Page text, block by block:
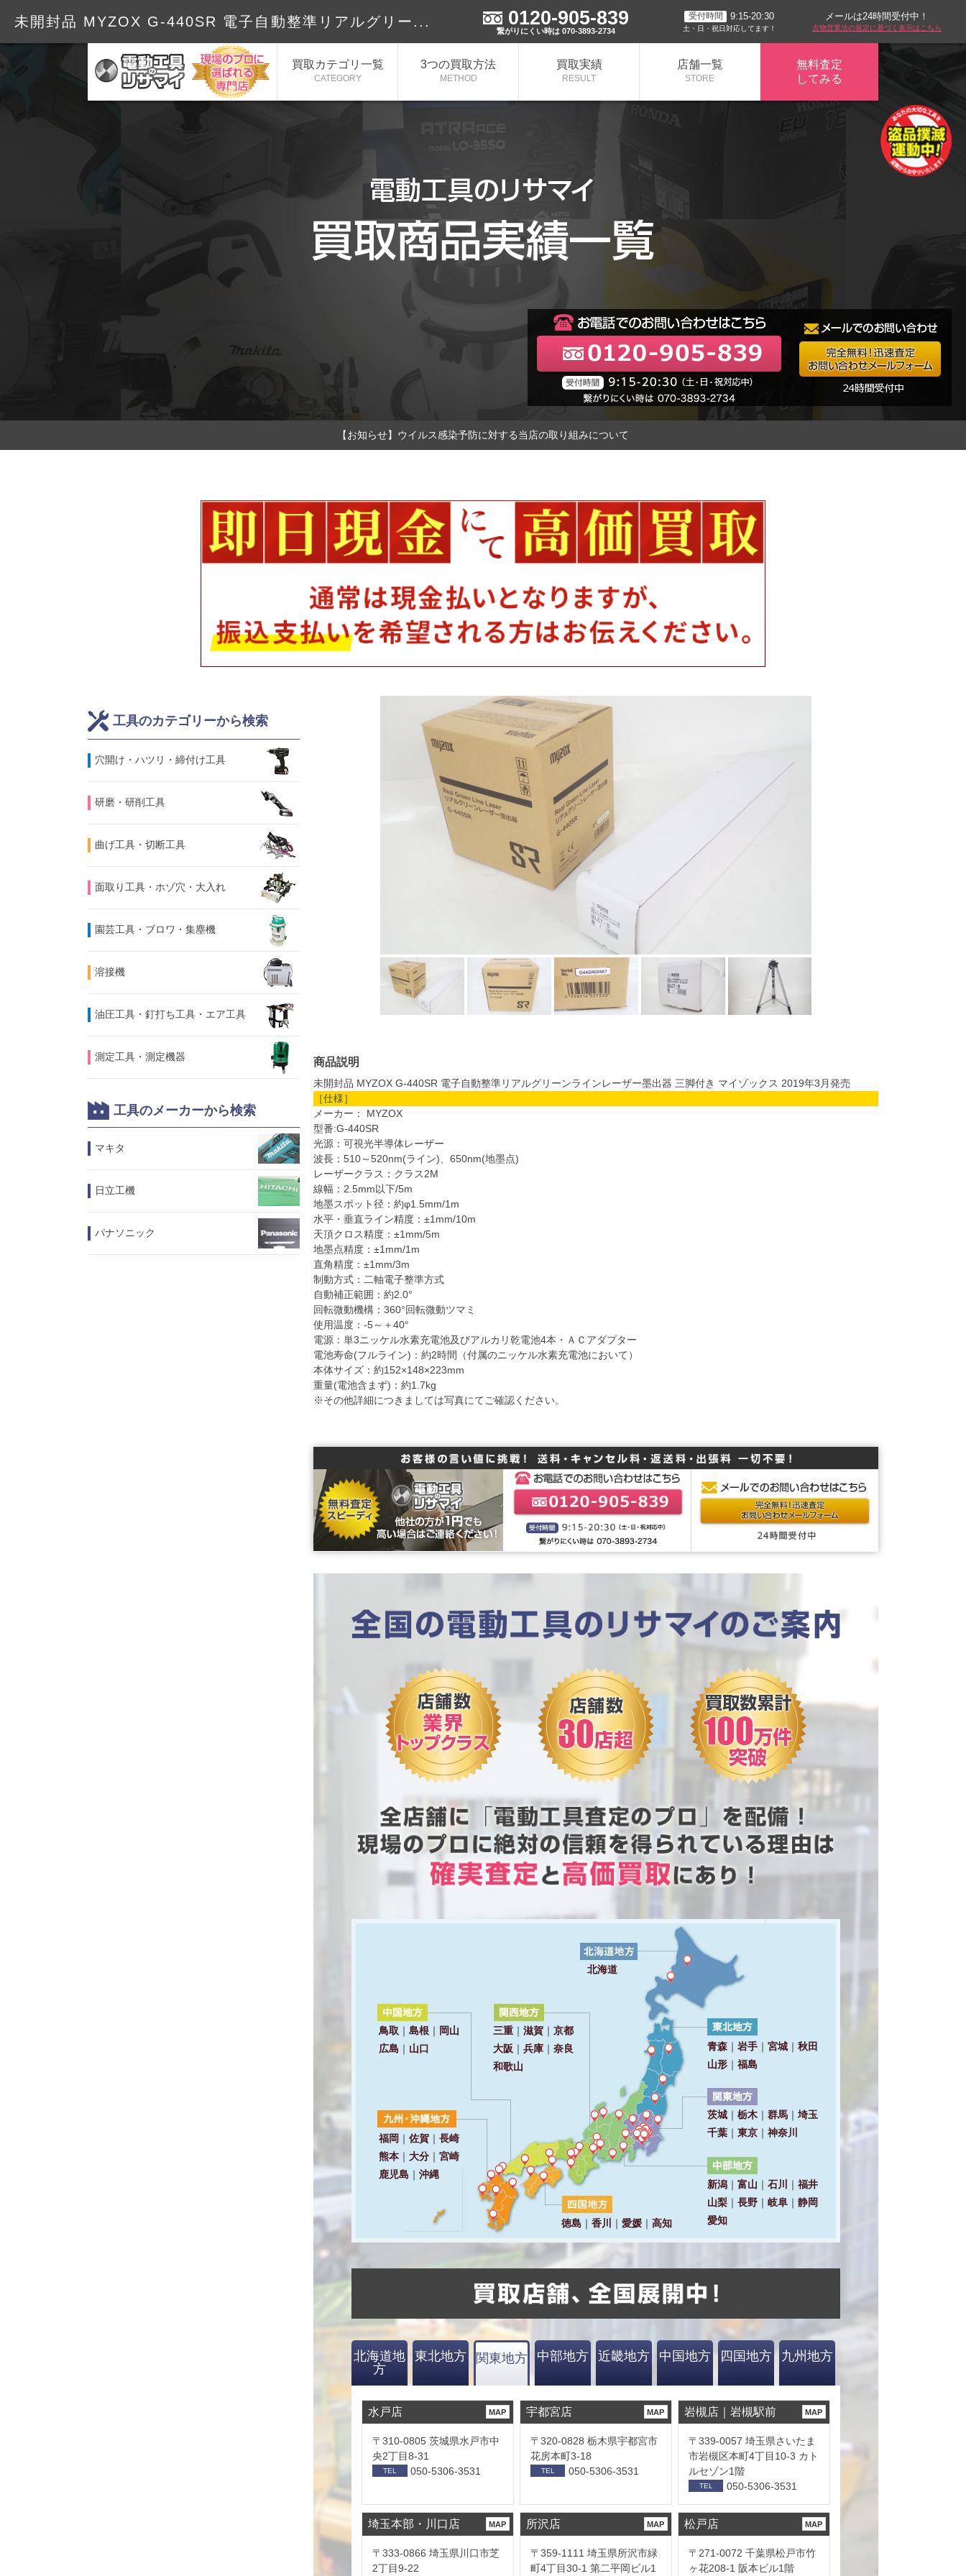
未開封品 MYZOX G-440SR 電子自動整準リアルグリー... 0120-905-839
繋がりにくい時は 070-3893-2734
受付時間 9:15-20:30
土・日・祝日対応してます！
メールは24時間受付中！
古物営業法の規定に基づく表示はこちら
買取カテゴリ一覧
CATEGORY
3つの買取方法
METHOD
買取実績
RESULT
店舗一覧
STORE
無料査定
してみる
【お知らせ】ウイルス感染予防に対する当店の取り組みについて
工具のカテゴリーから検索
⽳開け・ハツリ・締付け工具
研磨・研削工具
曲げ工具・切断工具
面取り工具・ホゾ穴・大入れ
園芸工具・ブロワ・集塵機
溶接機
油圧工具・釘打ち工具・エア工具
測定工具・測定機器
工具のメーカーから検索
マキタ
日立工機
パナソニック
商品説明
未開封品 MYZOX G-440SR 電子自動整準リアルグリーンラインレーザー墨出器 三脚付き マイゾックス 2019年3月発売
［仕様］
メーカー： MYZOX
型番:G-440SR
光源：可視光半導体レーザー
波長：510～520nm(ライン)、650nm(地墨点)
レーザークラス：クラス2M
線幅：2.5mm以下/5m
地墨スポット径：約φ1.5mm/1m
水平・垂直ライン精度：±1mm/10m
天頂クロス精度：±1mm/5m
地墨点精度：±1mm/1m
直角精度：±1mm/3m
制動方式：二軸電子整準方式
自動補正範囲：約2.0°
回転微動機構：360°回転微動ツマミ
使用温度：-5～＋40°
電源：単3ニッケル水素充電池及びアルカリ乾電池4本・ＡＣアダプター
電池寿命(フルライン)：約2時間（付属のニッケル水素充電池において）
本体サイズ：約152×148×223mm
重量(電池含まず)：約1.7kg
※その他詳細につきましては写真にてご確認ください。
北海道地
方
東北地方 関東地方 中部地方 近畿地方 中国地方 四国地方 九州地方
水戸店 MAP
〒310-0805 茨城県水戸市中
央2丁目8-31
TEL 050-5306-3531
宇都宮店 MAP
〒320-0828 栃木県宇都宮市
花房本町3-18
TEL 050-5306-3531
岩槻店｜岩槻駅前 MAP
〒339-0057 埼玉県さいたま
市岩槻区本町4丁目10-3 カト
ルセゾン1階
TEL 050-5306-3531
埼玉本部・川口店 MAP
〒333-0866 埼玉県川口市芝
2丁目9-22
所沢店 MAP
〒359-1111 埼玉県所沢市緑
町4丁目30-1 第二平岡ビル1
松戸店 MAP
〒271-0072 千葉県松戸市竹
ヶ花208-1 阪本ビル1階